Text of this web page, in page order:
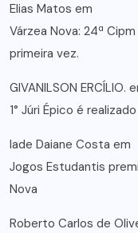
Elias Matos em
Várzea Nova: 24ª
primeira vez.
GIVANILSON ERCÍLIO.
1° Júri Épico é
lade Daiane Costa em
Jogos Estudantis
Nova
Roberto Carlos de